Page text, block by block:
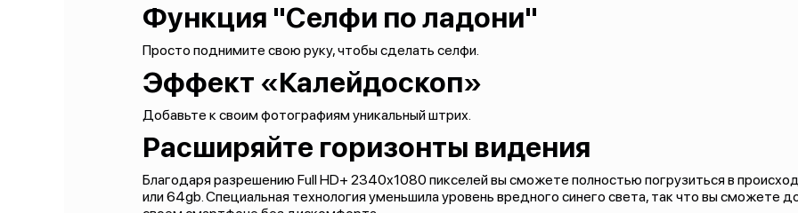
Функция "Селфи по ладони"
Просто поднимите свою руку, чтобы сделать селфи.
Эффект «Калейдоскоп»
Добавьте к своим фотографиям уникальный штрих.
Расширяйте горизонты видения
Благодаря разрешению Full HD+ 2340x1080 пикселей вы сможете полностью погрузиться в
или 64gb. Специальная технология уменьшила уровень вредного синего света, так что вы сможете